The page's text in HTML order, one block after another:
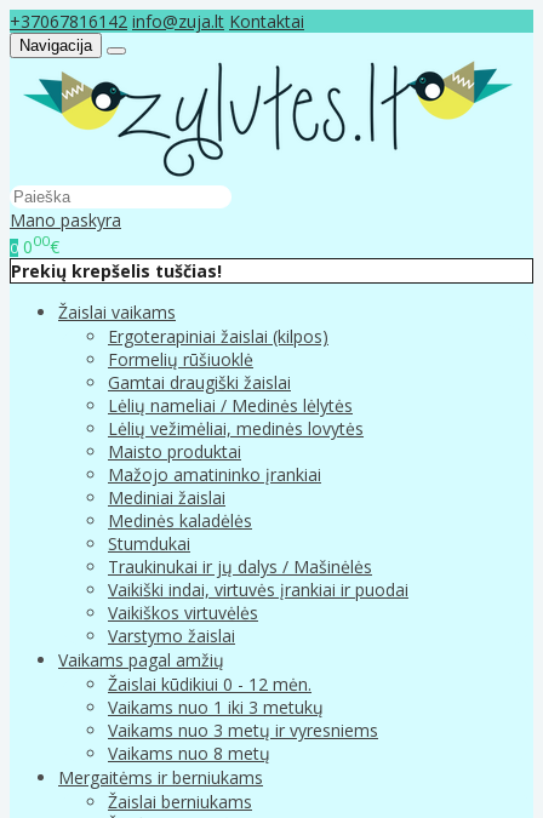
+37067816142 info@zuja.lt Kontaktai
Navigacija
Mano paskyra
0 000€
Prekių krepšelis tuščias!
Žaislai vaikams
Ergoterapiniai žaislai (kilpos)
Formelių rūšiuoklė
Gamtai draugiški žaislai
Lėlių nameliai / Medinės lėlytės
Lėlių vežimėliai, medinės lovytės
Maisto produktai
Mažojo amatininko įrankiai
Mediniai žaislai
Medinės kaladėlės
Stumdukai
Traukinukai ir jų dalys / Mašinėlės
Vaikiški indai, virtuvės įrankiai ir puodai
Vaikiškos virtuvėlės
Varstymo žaislai
Vaikams pagal amžių
Žaislai kūdikiui 0 - 12 mėn.
Vaikams nuo 1 iki 3 metukų
Vaikams nuo 3 metų ir vyresniems
Vaikams nuo 8 metų
Mergaitėms ir berniukams
Žaislai berniukams